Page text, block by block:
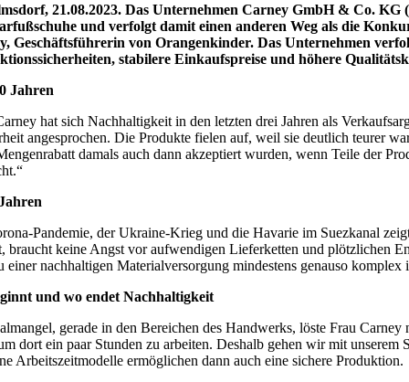
21.08.2023. Das Unternehmen Carney GmbH & Co.
und verfolgt damit einen anderen Weg als die
Geschäftsführerin von Orangenkinder. Das Unternehmen
stabilere Einkaufspreise und höhere
Jahren
hat sich Nachhaltigkeit in den letzten drei Jahren als
angesprochen. Die Produkte fielen auf, weil sie deutlich teurer
damals auch dann akzeptiert wurden, wenn Teile der
Pandemie, der Ukraine-Krieg und die Havarie im Suezkanal
braucht keine Angst vor aufwendigen Lieferketten und plötzlichen
einer nachhaltigen Materialversorgung mindestens genauso
und wo endet Nachhaltigkeit
gerade in den Bereichen des Handwerks, löste Frau
dort ein paar Stunden zu arbeiten. Deshalb gehen wir mit
Arbeitszeitmodelle ermöglichen dann auch eine sichere Produktion.